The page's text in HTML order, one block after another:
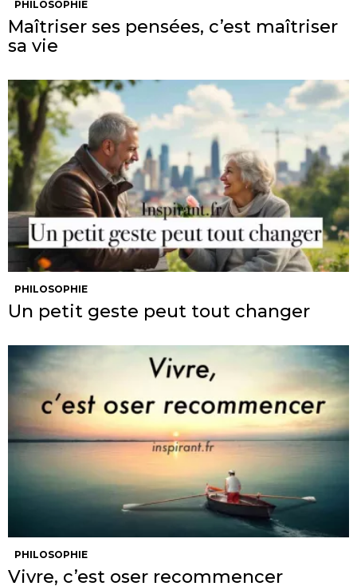
PHILOSOPHIE
Maîtriser ses pensées, c’est maîtriser
sa vie
PHILOSOPHIE
Un petit geste peut tout changer
PHILOSOPHIE
Vivre, c’est oser recommencer